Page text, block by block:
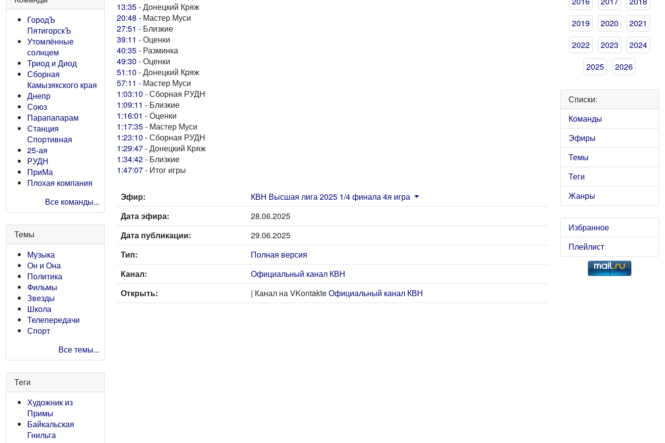
ГородЪ
ПятигорскЪ
Утомлённые
солнцем
Триод и Диод
Сборная
Камызякского края
Днепр
Союз
Парапапарам
Станция
Спортивная
25-ая
РУДН
ПриМа
Плохая компания
Все команды...
Темы
Музыка
Он и Она
Политика
Фильмы
Звезды
Школа
Телепередачи
Спорт
Все темы...
Теги
Художник из
Примы
Байкальская
Гнильга
13:35- Донецкий Кряж
20:48 - Мастер Муси
27:51 - Близкие
39:11 - Оценки
40:35- Разминка
49:30 - Оценки
51:10 - Донецкий Кряж
57:11 - Мастер Муси
1:03:10 - Сборная РУДН
1:09:11 - Близкие
1:16:01 - Оценки
1:17:35- Мастер Муси
1:23:10 - Сборная РУДН
1:29:47- Донецкий Кряж
1:34:42- Близкие
1:47:07- Итог игры
Эфир:
КВН Высшая лига 2025 1/4 финала 4я игра
Дата эфира:
28.06.2025
Дата публикации:
29.06.2025
Тип:
Полная версия
Канал:
Официальный канал КВН
Открыть:
| Канал на VKontakteОфициальный канал КВН
2019
2020
2021
2022
2023
2024
2025
2026
Списки:
Команды
Эфиры
Темы
Теги
Жанры
Избранное
Плейлист